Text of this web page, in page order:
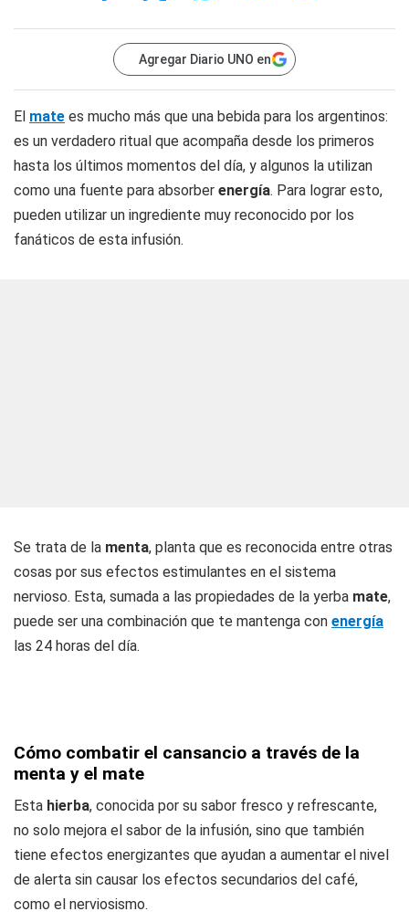
Agregar Diario UNO en
El mate es mucho más que una bebida para los argentinos:
es un verdadero ritual que acompaña desde los primeros
hasta los últimos momentos del día, y algunos la utilizan
como una fuente para absorber energía. Para lograr esto,
pueden utilizar un ingrediente muy reconocido por los
fanáticos de esta infusión.
Se trata de la menta, planta que es reconocida entre otras
cosas por sus efectos estimulantes en el sistema
nervioso. Esta, sumada a las propiedades de la yerba mate,
puede ser una combinación que te mantenga con energía
las 24 horas del día.
Cómo combatir el cansancio a través de la
menta y el mate
Esta hierba, conocida por su sabor fresco y refrescante,
no solo mejora el sabor de la infusión, sino que también
tiene efectos energizantes que ayudan a aumentar el nivel
de alerta sin causar los efectos secundarios del café,
como el nerviosismo.